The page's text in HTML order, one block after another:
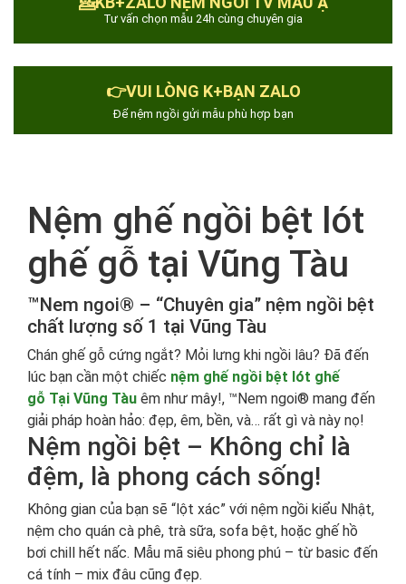
Tư vấn chọn mẫu 24h cùng chuyên gia
👉VUI LÒNG K+BẠN ZALO
Để nệm ngồi gửi mẫu phù hợp bạn
Nệm ghế ngồi bệt lót
ghế gỗ tại Vũng Tàu
™Nem ngoi® – “Chuyên gia” nệm ngồi bệt
chất lượng số 1 tại Vũng Tàu
Chán ghế gỗ cứng ngắt? Mỏi lưng khi ngồi lâu? Đã đến
lúc bạn cần một chiếc nệm ghế ngồi bệt lót ghế
gỗ Tại Vũng Tàu êm như mây!, ™Nem ngoi® mang đến
giải pháp hoàn hảo: đẹp, êm, bền, và… rất gì và này nọ!
Nệm ngồi bệt – Không chỉ là
đệm, là phong cách sống!
Không gian của bạn sẽ “lột xác” với nệm ngồi kiểu Nhật,
nệm cho quán cà phê, trà sữa, sofa bệt, hoặc ghế hồ
bơi chill hết nấc. Mẫu mã siêu phong phú – từ basic đến
cá tính – mix đâu cũng đẹp.